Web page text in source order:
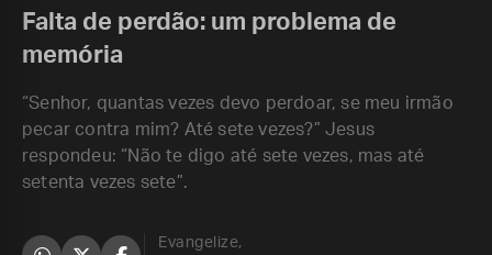
Falta de perdão: um problema de
memória
“Senhor, quantas vezes devo perdoar, se meu irmão
pecar contra mim? Até sete vezes?” Jesus
respondeu: “Não te digo até sete vezes, mas até
setenta vezes sete”.
Evangelize,